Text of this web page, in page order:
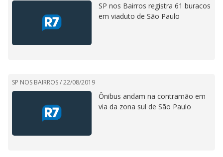
SP nos Bairros registra 61 buracos
em viaduto de São Paulo
SP NOS BAIRROS /22/08/2019
Ônibus andam na contramão em
via da zona sul de São Paulo